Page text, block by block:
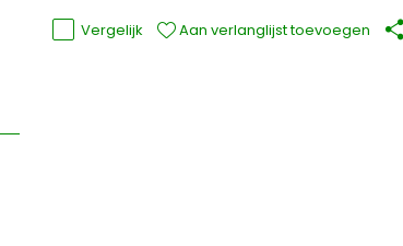
Vergelijk Aan verlanglijst toevoegen